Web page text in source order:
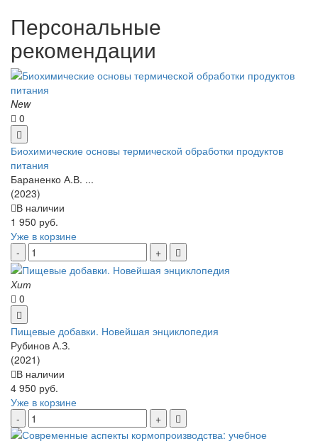
Персональные
рекомендации
New
0
Биохимические основы термической обработки продуктов
питания
Бараненко А.В. ...
(2023)
В наличии
1 950 руб.
Уже в корзине
Хит
0
Пищевые добавки. Новейшая энциклопедия
Рубинов А.З.
(2021)
В наличии
4 950 руб.
Уже в корзине